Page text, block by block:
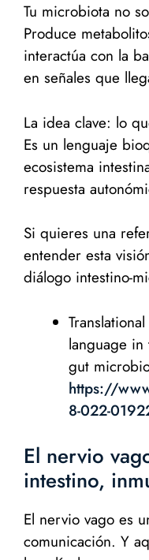
Tu microbiota no
Produce
interactúa con la
en señales que
La idea clave: lo
Es un lenguaje
ecosistema
respuesta
Si quieres una
entender esta
diálogo intestino-
language
gut
https://
8-022-
El nervio
intestino,
El nervio vago es
comunicación. Y